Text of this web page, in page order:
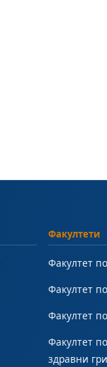
Факултети
Факултет
Факултет
Факултет
Факултет
здравни